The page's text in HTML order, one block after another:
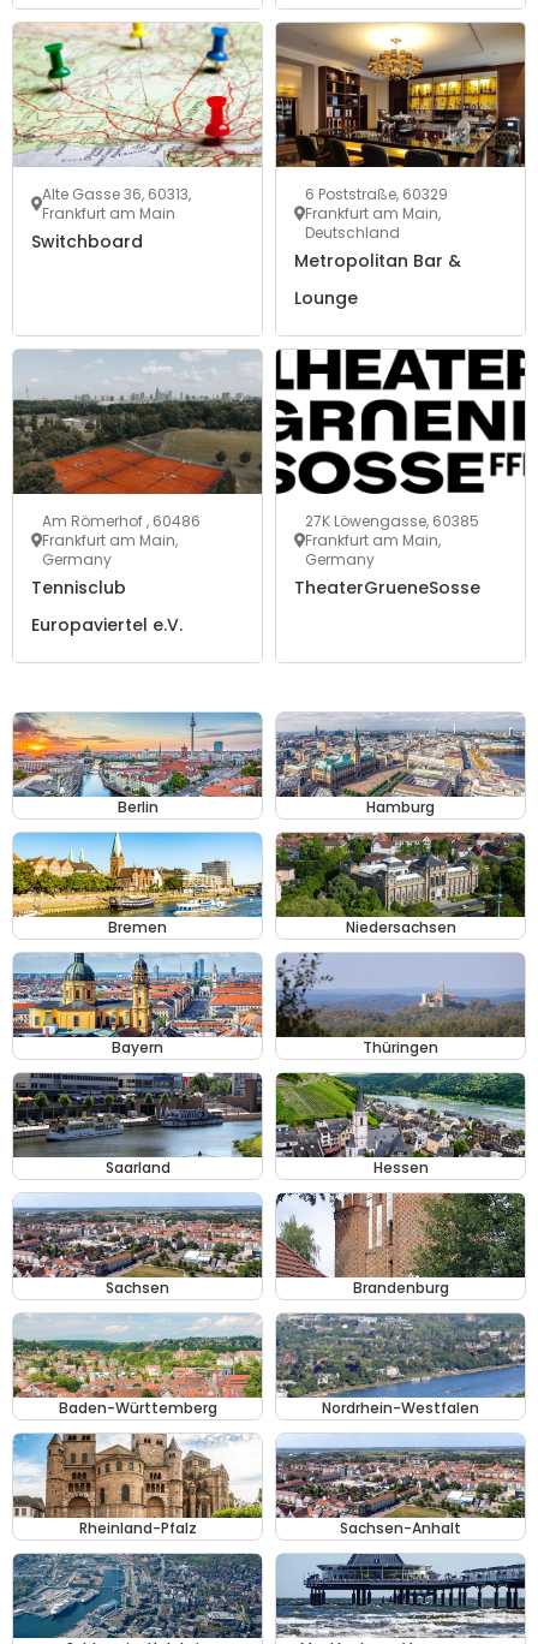
Alte Gasse 36, 60313,
Frankfurt am Main
Switchboard
6 Poststraße, 60329
Frankfurt am Main,
Deutschland
Metropolitan Bar &
Lounge
Am Römerhof , 60486
Frankfurt am Main,
Germany
Tennisclub
Europaviertel e.V.
27K Löwengasse, 60385
Frankfurt am Main,
Germany
TheaterGrueneSosse
Berlin Hamburg
Bremen Niedersachsen
Bayern Thüringen
Saarland Hessen
Sachsen Brandenburg
Baden-Württemberg Nordrhein-Westfalen
Rheinland-Pfalz Sachsen-Anhalt